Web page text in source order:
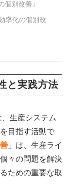
別改善』
率化の個別改
と実践方法
生産システム
目指す活動で
」は、生産ライ
々の問題を解決
ための重要な取